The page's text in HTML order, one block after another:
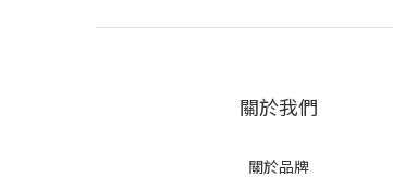
關於我們
關於品牌